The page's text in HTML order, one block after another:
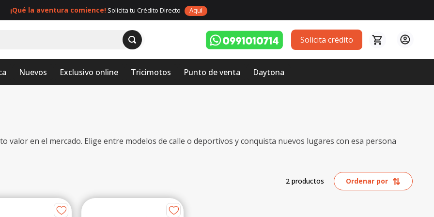
¡Qué la aventura comience!Solicita tu Crédito Directo Aquí
Solicita crédito
Nuevos Exclusivo online Tricimotos Punto de venta Daytona
valor en el mercado. Elige entre modelos de calle o deportivos y conquista nuevos lugares con esa persona
2 productos Ordenar por